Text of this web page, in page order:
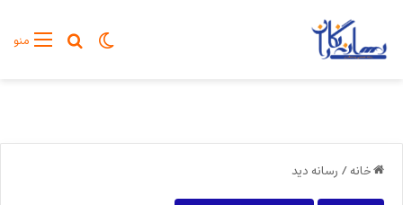
منوجستجو
تغییر پوسته
خانه/ رسانه دید